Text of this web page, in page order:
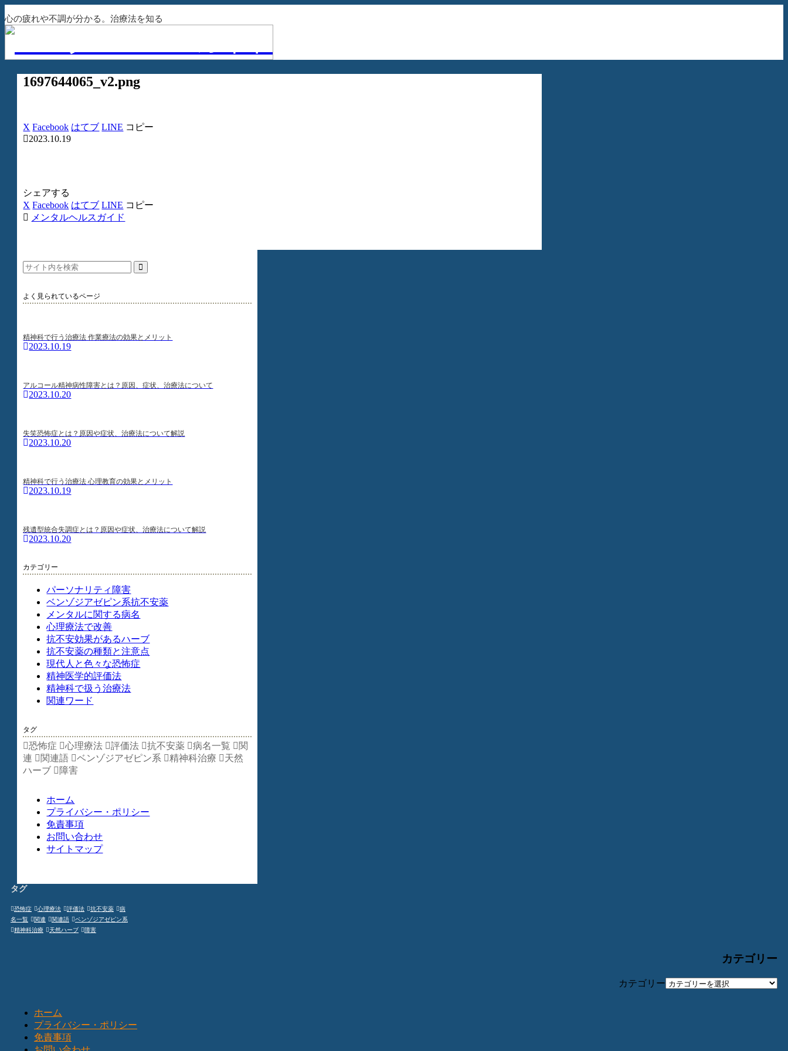
心の疲れや不調が分かる。治療法を知る
1697644065_v2.png
X Facebook はてブ LINE コピー
2023.10.19
シェアする
X Facebook はてブ LINE コピー
メンタルヘルスガイド
よく見られているページ
精神科で行う治療法 作業療法の効果とメリット
2023.10.19
アルコール精神病性障害とは？原因、症状、治療法について
2023.10.20
失笑恐怖症とは？原因や症状、治療法について解説
2023.10.20
精神科で行う治療法 心理教育の効果とメリット
2023.10.19
残遺型統合失調症とは？原因や症状、治療法について解説
2023.10.20
カテゴリー
パーソナリティ障害
ベンゾジアゼピン系抗不安薬
メンタルに関する病名
心理療法で改善
抗不安効果があるハーブ
抗不安薬の種類と注意点
現代人と色々な恐怖症
精神医学的評価法
精神科で扱う治療法
関連ワード
タグ
恐怖症 心理療法 評価法 抗不安薬 病名一覧
関
連
関連語 ベンゾジアゼピン系 精神科治療
天然
ハーブ
障害
ホーム
プライバシー・ポリシー
免責事項
お問い合わせ
サイトマップ
タグ
恐怖症 心理療法 評価法 抗不安薬
病
名一覧
関連 関連語
ベンゾジアゼピン系
精神科治療
天然ハーブ 障害
カテゴリー
カテゴリー
ホーム
プライバシー・ポリシー
免責事項